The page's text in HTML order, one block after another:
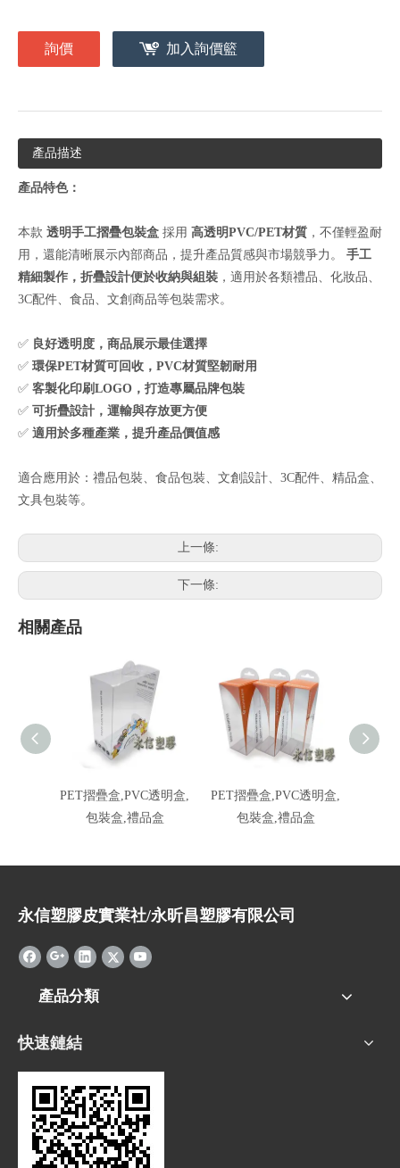
詢價 加入詢價籃
產品描述
產品特色：
本款 透明手工摺疊包裝盒 採用 高透明PVC/PET材質 ，不僅輕盈耐
用，還能清晰展示內部商品，提升產品質感與市場競爭力。 手工
精細製作，折疊設計便於收納與組裝 ，適用於各類禮品、化妝品、
3C配件、食品、文創商品等包裝需求。
✅ 良好透明度，商品展示最佳選擇
✅ 環保PET材質可回收，PVC材質堅韌耐用
✅ 客製化印刷LOGO，打造專屬品牌包裝
✅ 可折疊設計，運輸與存放更方便
✅ 適用於多種產業，提升產品價值感
適合應用於：禮品包裝、食品包裝、文創設計、3C配件、精品盒、
文具包裝等。
上一條:
下一條:
相關產品
PET摺疊盒,PVC透明盒,
包裝盒,禮品盒
PET摺疊盒,PVC透明盒,
包裝盒,禮品盒
永信塑膠皮實業社/永昕昌塑膠有限公司
產品分類
快速鏈結